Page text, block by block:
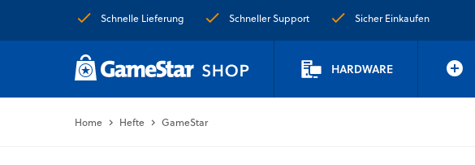
Schnelle Lieferung Schneller Support Sicher Einkaufen
HARDWARE
Home Hefte GameStar